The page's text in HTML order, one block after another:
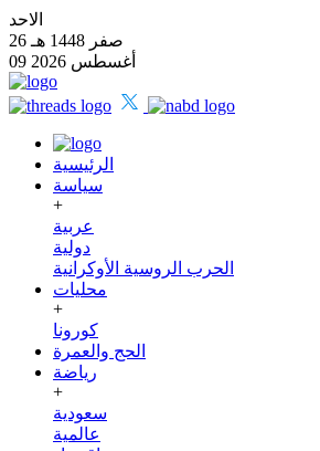
الاحد
26 صفر 1448 هـ
09 أغسطس 2026
الرئيسية
سياسة
+
عربية
دولية
الحرب الروسية الأوكرانية
محليات
+
كورونا
الحج والعمرة
رياضة
+
سعودية
عالمية